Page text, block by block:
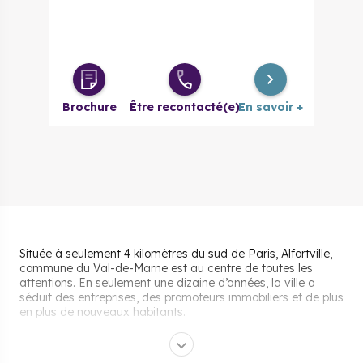
Brochure Être recontacté(e)En savoir +
Située à seulement 4 kilomètres du sud de Paris, Alfortville,
commune du Val-de-Marne est au centre de toutes les
attentions. En seulement une dizaine d’années, la ville a
séduit des entreprises, des promoteurs immobiliers et de plus
en plus de nouveaux habitants.